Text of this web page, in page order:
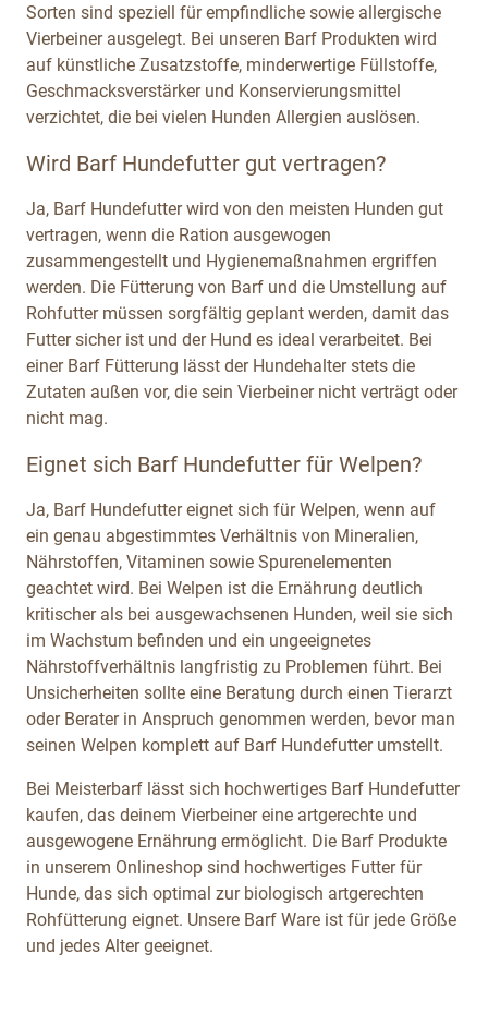
Sorten sind speziell für empfindliche sowie allergische
Vierbeiner ausgelegt. Bei unseren Barf Produkten wird
auf künstliche Zusatzstoffe, minderwertige Füllstoffe,
Geschmacksverstärker und Konservierungsmittel
verzichtet, die bei vielen Hunden Allergien auslösen.
Wird Barf Hundefutter gut vertragen?
Ja, Barf Hundefutter wird von den meisten Hunden gut
vertragen, wenn die Ration ausgewogen
zusammengestellt und Hygienemaßnahmen ergriffen
werden. Die Fütterung von Barf und die Umstellung auf
Rohfutter müssen sorgfältig geplant werden, damit das
Futter sicher ist und der Hund es ideal verarbeitet. Bei
einer Barf Fütterung lässt der Hundehalter stets die
Zutaten außen vor, die sein Vierbeiner nicht verträgt oder
nicht mag.
Eignet sich Barf Hundefutter für Welpen?
Ja, Barf Hundefutter eignet sich für Welpen, wenn auf
ein genau abgestimmtes Verhältnis von Mineralien,
Nährstoffen, Vitaminen sowie Spurenelementen
geachtet wird. Bei Welpen ist die Ernährung deutlich
kritischer als bei ausgewachsenen Hunden, weil sie sich
im Wachstum befinden und ein ungeeignetes
Nährstoffverhältnis langfristig zu Problemen führt. Bei
Unsicherheiten sollte eine Beratung durch einen Tierarzt
oder Berater in Anspruch genommen werden, bevor man
seinen Welpen komplett auf Barf Hundefutter umstellt.
Bei Meisterbarf lässt sich hochwertiges Barf Hundefutter
kaufen, das deinem Vierbeiner eine artgerechte und
ausgewogene Ernährung ermöglicht. Die Barf Produkte
in unserem Onlineshop sind hochwertiges Futter für
Hunde, das sich optimal zur biologisch artgerechten
Rohfütterung eignet. Unsere Barf Ware ist für jede Größe
und jedes Alter geeignet.